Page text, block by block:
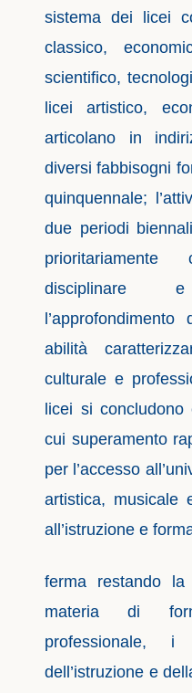
sistema dei licei
classico,
scientifico,
licei artistico,
articolano in
diversi fabbisogni
quinquennale;
due periodi
disciplinare
abilità
culturale e
licei si
cui superamento
per l’accesso
artistica, musicale
all’istruzione e
ferma restando la
materia di
professionale,
dell’istruzione e